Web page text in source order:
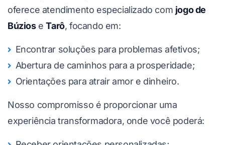
oferece atendimento especializado com jogo de
BúzioseTarô, focando em:
Encontrar soluções para problemas afetivos;
Abertura de caminhos para a prosperidade;
Orientações para atrair amor e dinheiro.
Nosso compromisso é proporcionar uma
experiência transformadora, onde você poderá: